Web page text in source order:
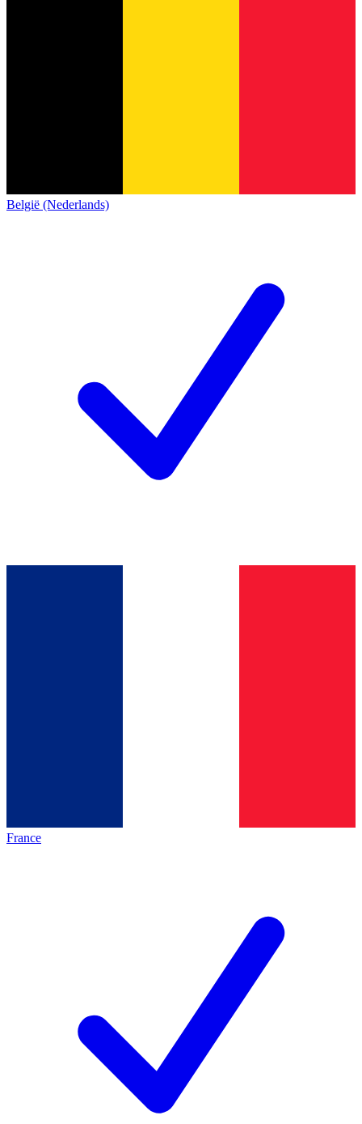
België (Nederlands)
France